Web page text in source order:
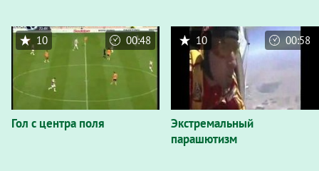
Гол с центра поля
10 00:48
Экстремальный
парашютизм
10 00:58